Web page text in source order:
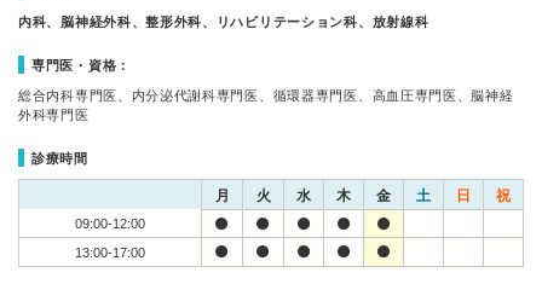
内科、脳神経外科、整形外科、リハビリテーション科、放射線科
専門医・資格：
総合内科専門医、内分泌代謝科専門医、循環器専門医、高血圧専門医、脳神経
外科専門医
診療時間
月 火 水 木 金 土 日 祝
09:00-12:00
13:00-17:00